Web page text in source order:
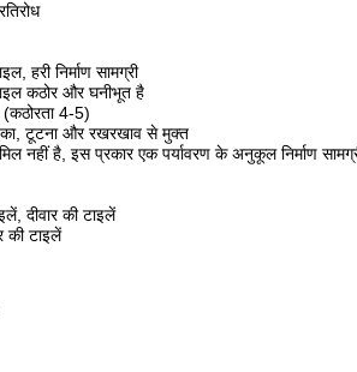
हरी निर्माण सामग्री
कठोर और घनीभूत है
4-5)
टूटना और रखरखाव से मुक्त
नहीं है, इस प्रकार एक पर्यावरण के अनुकूल निर्माण
दीवार की टाइलें
की टाइलें